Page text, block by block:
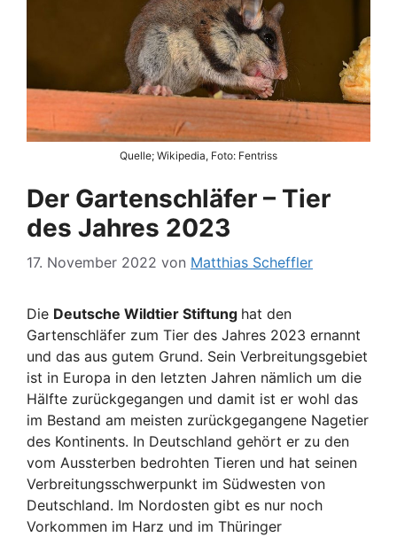
Quelle; Wikipedia, Foto: Fentriss
Der Gartenschläfer – Tier
des Jahres 2023
17. November 2022 von Matthias Scheffler
Die Deutsche Wildtier Stiftung hat den
Gartenschläfer zum Tier des Jahres 2023 ernannt
und das aus gutem Grund. Sein Verbreitungsgebiet
ist in Europa in den letzten Jahren nämlich um die
Hälfte zurückgegangen und damit ist er wohl das
im Bestand am meisten zurückgegangene Nagetier
des Kontinents. In Deutschland gehört er zu den
vom Aussterben bedrohten Tieren und hat seinen
Verbreitungsschwerpunkt im Südwesten von
Deutschland. Im Nordosten gibt es nur noch
Vorkommen im Harz und im Thüringer